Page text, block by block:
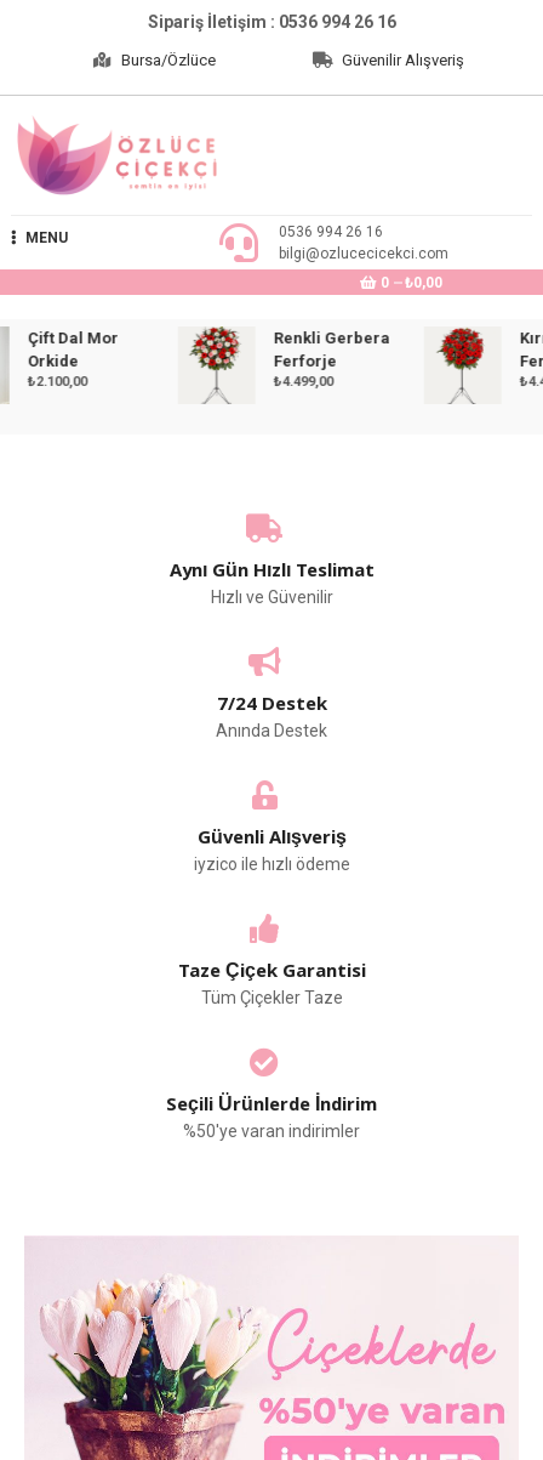
Sipariş İletişim : 0536 994 26 16
Bursa/Özlüce Güvenilir Alışveriş
Özlüce Çiçekçi
MENU
0536 994 26 16
bilgi@ozlucecicekci.com
0
₺0,00
Çift Dal Mor
Orkide
2.100,00
Renkli Gerbera
Ferforje
4.499,00
Aynı Gün Hızlı Teslimat
Hızlı ve Güvenilir
7/24 Destek
Anında Destek
Güvenli Alışveriş
iyzico ile hızlı ödeme
Taze Çiçek Garantisi
Tüm Çiçekler Taze
Seçili Ürünlerde İndirim
%50'ye varan indirimler